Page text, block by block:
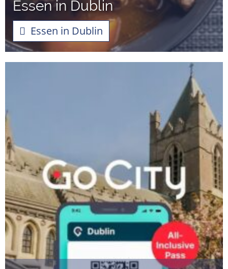
Essen in Dublin
Essen in Dublin